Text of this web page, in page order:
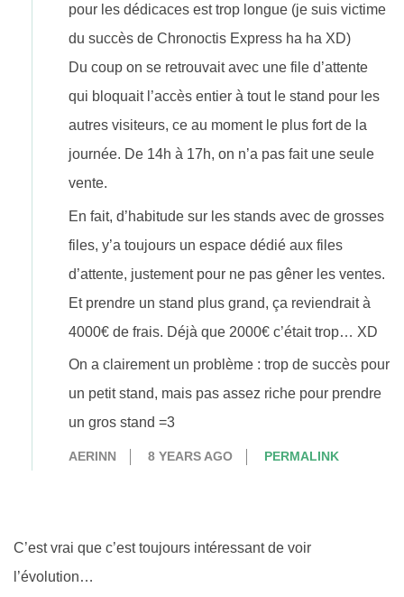
pour les dédicaces est trop longue (je suis victime
du succès de Chronoctis Express ha ha XD)
Du coup on se retrouvait avec une file d’attente
qui bloquait l’accès entier à tout le stand pour les
autres visiteurs, ce au moment le plus fort de la
journée. De 14h à 17h, on n’a pas fait une seule
vente.
En fait, d’habitude sur les stands avec de grosses
files, y’a toujours un espace dédié aux files
d’attente, justement pour ne pas gêner les ventes.
Et prendre un stand plus grand, ça reviendrait à
4000€ de frais. Déjà que 2000€ c’était trop… XD
On a clairement un problème : trop de succès pour
un petit stand, mais pas assez riche pour prendre
un gros stand =3
AERINN 8 YEARS AGO PERMALINK
C’est vrai que c’est toujours intéressant de voir
l’évolution…